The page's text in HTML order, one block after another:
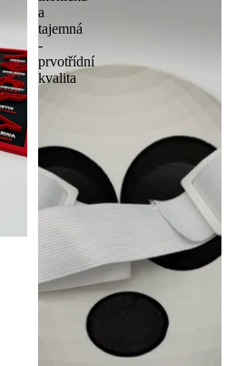
a
tajemná
-
prvotřídní
kvalita